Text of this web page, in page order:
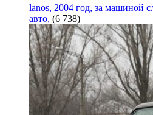
lanos, 2004 год, за машиной
авто, (6 738)